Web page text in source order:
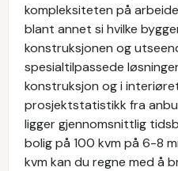
kompleksiteten på
blant annet si hvilke
konstruksjonen og
spesialtilpassede
konstruksjon og i
prosjektstatistikk fra
ligger gjennomsnittlig
bolig på 100 kvm på 6-8
kvm kan du regne med å